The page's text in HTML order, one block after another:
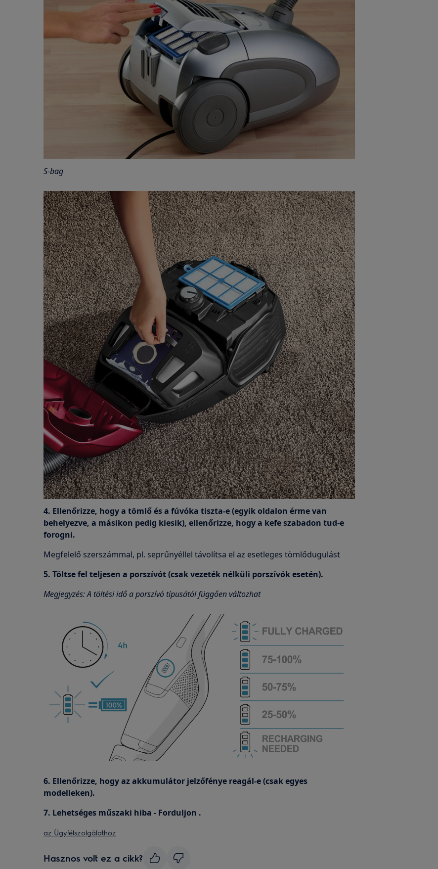
S-bag
4. Ellenőrizze, hogy a tömlő és a fúvóka tiszta-e (egyik oldalon érme van
behelyezve, a másikon pedig kiesik), ellenőrizze, hogy a kefe szabadon tud-e
forogni.
Megfelelő szerszámmal, pl. seprűnyéllel távolítsa el az esetleges tömlődugulást
5. Töltse fel teljesen a porszívót (csak vezeték nélküli porszívók esetén).
Megjegyzés: A töltési idő a porszívó típusától függően változhat
6. Ellenőrizze, hogy az akkumulátor jelzőfénye reagál-e (csak egyes
modelleken).
7. Lehetséges műszaki hiba - Forduljon .
az Ügyfélszolgálathoz
Hasznos volt ez a cikk?